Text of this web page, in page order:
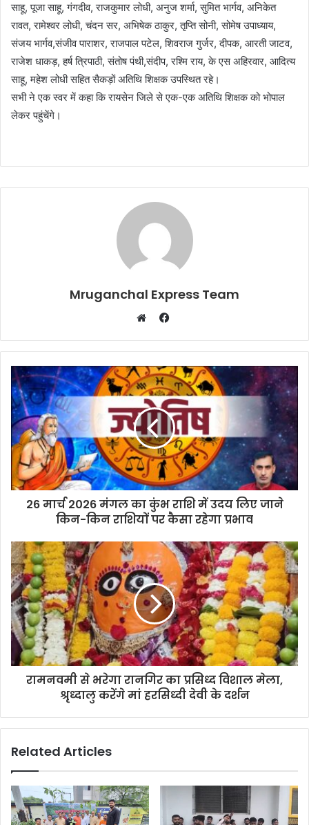
साहू, पूजा साहू, गंगदीव, राजकुमार लोधी, अनुज शर्मा, सुमित भार्गव, अनिकेत
रावत, रामेश्वर लोधी, चंदन सर, अभिषेक ठाकुर, तृप्ति सोनी, सोमेष उपाध्याय,
संजय भार्गव,संजीव पाराशर, राजपाल पटेल, शिवराज गुर्जर, दीपक, आरती जाटव,
राजेश धाकड़, हर्ष त्रिपाठी, संतोष पंथी,संदीप, रश्मि राय, के एस अहिरवार, आदित्य
साहू, महेश लोधी सहित सैकड़ों अतिथि शिक्षक उपस्थित रहे।
सभी ने एक स्वर में कहा कि रायसेन जिले से एक-एक अतिथि शिक्षक को भोपाल
लेकर पहुंचेंगे।
Mruganchal Express Team
Facebook
26 मार्च 2026 मंगल का कुंभ राशि में उदय लिए जाने
किन-किन राशियों पर कैसा रहेगा प्रभाव
रामनवमी से भरेगा रानगिर का प्रसिध्द विशाल मेला,
श्रृध्दालु करेंगे मां हरसिध्दी देवी के दर्शन
Related Articles